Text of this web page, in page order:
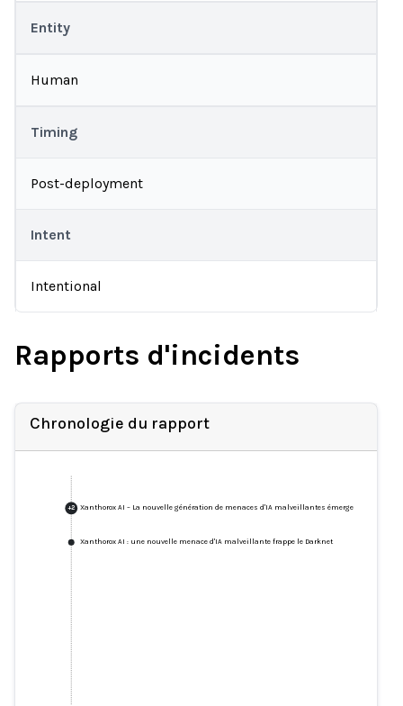
Entity
Human
Timing
Post-deployment
Intent
Intentional
Rapports d'incidents
Chronologie du rapport
+2 Xanthorox AI – La nouvelle génération de menaces d'IA malveillantes émerge
Xanthorox AI : une nouvelle menace d'IA malveillante frappe le Darknet